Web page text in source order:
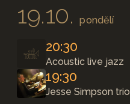
19.10.pondělí
20:30
Acoustic live jazz
19:30
Jesse Simpson trio